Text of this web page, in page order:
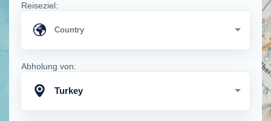
Reiseziel:
Abholung von:
Turkey